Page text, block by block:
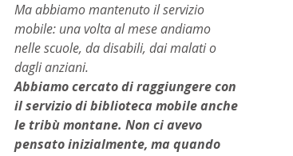
Ma abbiamo mantenuto il servizio
mobile: una volta al mese andiamo
nelle scuole, da disabili, dai malati o
dagli anziani.
Abbiamo cercato di raggiungere con
il servizio di biblioteca mobile anche
le tribù montane. Non ci avevo
pensato inizialmente, ma quando